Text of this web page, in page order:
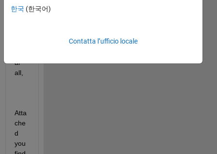
ar
all,
Atta
che
d
you
한국 (한국어)
Contatta l’ufficio locale